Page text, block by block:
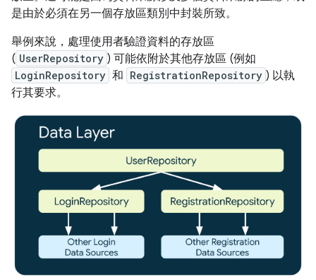
是由於必須在另一個存放區類別中封裝所致。
舉例來說，處理使用者驗證資料的存放區
( UserRepository ) 可能依附於其他存放區 (例如
LoginRepository 和 RegistrationRepository ) 以執
行其要求。